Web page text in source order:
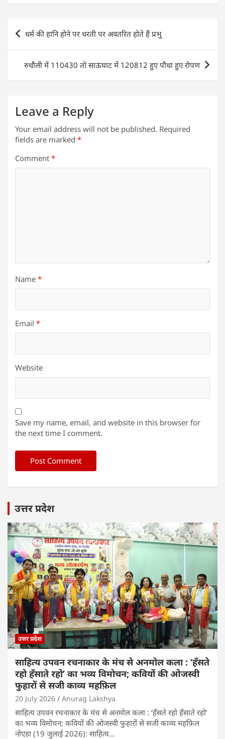
at
s
A
p
p
c
e
b
o
o
itt
er
k
e
dI
n
ai
l
ar
e
Post
navigation
धर्म की हानि होने पर धरती पर अवतरित होते हैं प्रभु
रुधौली में 110430 तो साऊघाट में 120812 हुए पौधा हुए रोपण
Leave a Reply
Your email address will not be published. Required
fields are marked *
Comment *
Name *
Email *
Website
Save my name, email, and website in this browser for
the next time I comment.
उत्तर प्रदेश
उत्तर प्रदेश
साहित्य उपवन रचनाकार के मंच से अनमोल कला : ‘हॅंसते
रहो हॅंसाते रहो’ का भव्य विमोचन; कवियों की ओजस्वी
फुहारों से सजी काव्य महफ़िल
20 July 2026 Anurag Lakshya
साहित्य उपवन रचनाकार के मंच से अनमोल कला : ‘हॅंसते रहो हॅंसाते रहो’
का भव्य विमोचन; कवियों की ओजस्वी फुहारों से सजी काव्य महफ़िल
नोएडा (19 जुलाई 2026): साहित्य…